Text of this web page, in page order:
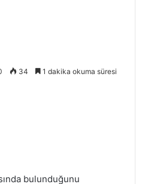
34 1 dakika okuma süresi
bulunduğunu